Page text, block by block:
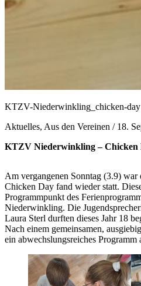
KTZV-Niederwinkling_chicken-day
Aktuelles, Aus den Vereinen / 18.
KTZV Niederwinkling – Chicken
Am vergangenen Sonntag (3.9) war
Chicken Day fand wieder statt.
Programmpunkt des
Niederwinkling. Die
Laura Sterl durften dieses Jahr 18
Nach einem gemeinsamen,
ein abwechslungsreiches Programm